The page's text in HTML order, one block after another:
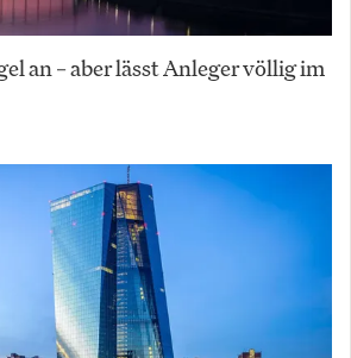
an – aber lässt Anleger völlig im